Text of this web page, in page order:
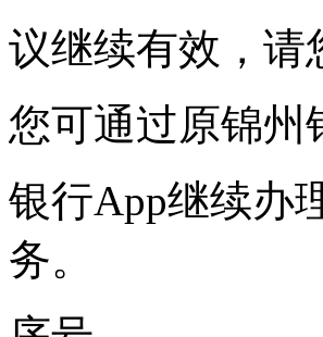
议继续有效，请
您可通过原锦州
银行App继续办
务。